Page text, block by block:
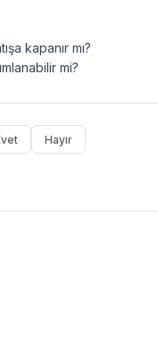
kapanır mı?
mi?
Hayır